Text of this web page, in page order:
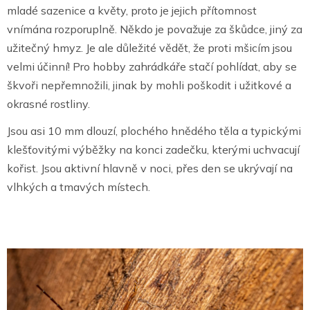
mladé sazenice a květy, proto je jejich přítomnost
vnímána rozporuplně. Někdo je považuje za škůdce, jiný za
užitečný hmyz. Je ale důležité vědět, že proti mšicím jsou
velmi účinní! Pro hobby zahrádkáře stačí pohlídat, aby se
škvoři nepřemnožili, jinak by mohli poškodit i užitkové a
okrasné rostliny.
Jsou asi 10 mm dlouzí, plochého hnědého těla a typickými
klešťovitými výběžky na konci zadečku, kterými uchvacují
kořist. Jsou aktivní hlavně v noci, přes den se ukrývají na
vlhkých a tmavých místech.